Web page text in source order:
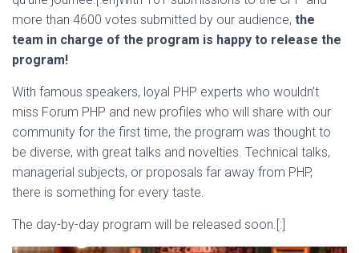
more than 4600 votes submitted by our audience, the
team in charge of the program is happy to release the
program!
With famous speakers, loyal PHP experts who wouldn’t
miss Forum PHP and new profiles who will share with our
community for the first time, the program was thought to
be diverse, with great talks and novelties. Technical talks,
managerial subjects, or proposals far away from PHP,
there is something for every taste.
The day-by-day program will be released soon.[:]